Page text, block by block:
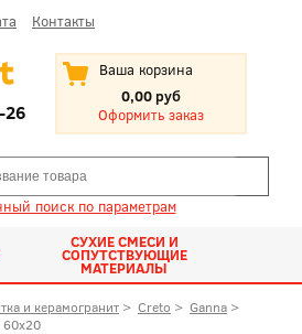
Контакты
26
Ваша корзина
0,00 руб
Оформить заказ
поиск по параметрам
СУХИЕ СМЕСИ И
СОПУТСТВУЮЩИЕ
МАТЕРИАЛЫ
и керамогранит > Creto > Ganna >
60x20